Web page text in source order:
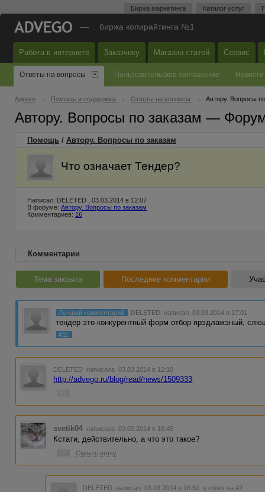
Биржа маркетинга Каталог услуг
— биржа копирайтинга №1
Работа в интернете Заказчику Магазин статей Сервис
Ответы на вопросы Пользовательское соглашение Новости
Адвего Помощь и поддержка Ответы на вопросы Автору. Вопросы
Автору. Вопросы по заказам —
Помощь / Автору. Вопросы по заказам
Что означает Тендер?
Написал: DELETED , 03.03.2014 в 12:07
В форуме: Автору. Вопросы по заказам
Комментариев: 16
Комментарии
Тема закрыта Последние комментарии
Лучший комментарий DELETED написал 03.03.2014 в 17:01
тендер это конкурентный форм отбор прэдлажэный,
#11
DELETED написала 03.03.2014 в 12:10
http://advego.ru/blog/read/news/1509333
svetik04 написала 03.03.2014 в 16:45
Кстати, действительно, а что это такое?
Скрыть ветку
DELETED написал 03.03.2014 в 16:50 в ответ на #2